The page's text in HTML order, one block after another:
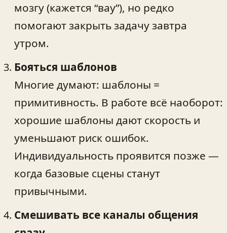
мозгу (кажется “вау”), но редко
помогают закрыть задачу завтра
утром.
Бояться шаблонов
Многие думают: шаблоны =
примитивность. В работе всё наоборот:
хорошие шаблоны дают скорость и
уменьшают риск ошибок.
Индивидуальность проявится позже —
когда базовые сцены станут
привычными.
Смешивать все каналы общения